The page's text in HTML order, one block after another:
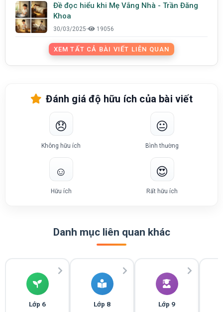
Đề đọc hiểu khi Mẹ Vắng Nhà - Trần Đăng
Khoa
30/03/2025• 19056
XEM TẤT CẢ BÀI VIẾT LIÊN QUAN
Đánh giá độ hữu ích của bài viết
😞
Không hữu ích
😐
Bình thường
☺️
Hữu ích
😍
Rất hữu ích
Danh mục liên quan khác
Lớp 6 Lớp 8 Lớp 9